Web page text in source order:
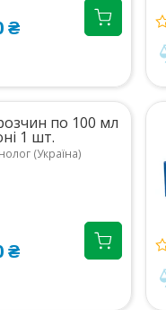
₴
по 100 мл
1 шт.
(Україна)
₴